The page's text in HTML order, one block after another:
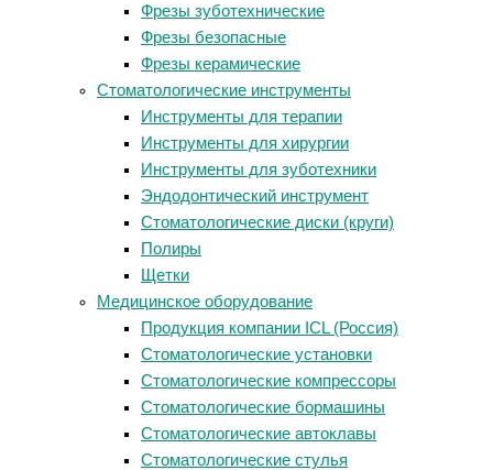
Фрезы зуботехнические
Фрезы безопасные
Фрезы керамические
Стоматологические инструменты
Инструменты для терапии
Инструменты для хирургии
Инструменты для зуботехники
Эндодонтический инструмент
Стоматологические диски (круги)
Полиры
Щетки
Медицинское оборудование
Продукция компании ICL (Россия)
Стоматологические установки
Стоматологические компрессоры
Стоматологические бормашины
Стоматологические автоклавы
Стоматологические стулья